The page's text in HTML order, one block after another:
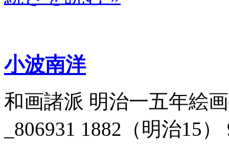
小波南洋
和画諸派 明治一五年絵
_806931 1882（明治15